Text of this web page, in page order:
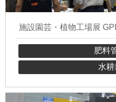
施設園芸・植物工場展
肥料
水